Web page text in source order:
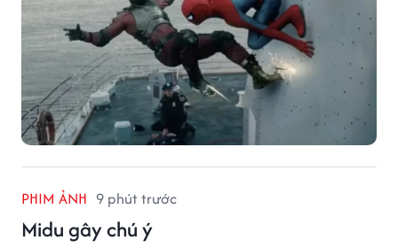
PHIM ẢNH 9 phút trước
Midu gây chú ý